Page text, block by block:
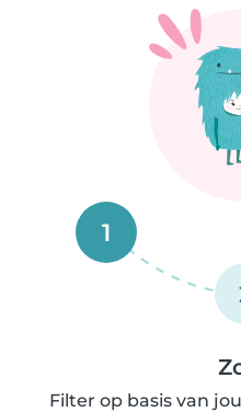
1
Filter op basis van